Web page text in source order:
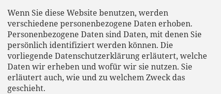
Wenn Sie diese Website benutzen, werden
verschiedene personenbezogene Daten erhoben.
Personenbezogene Daten sind Daten, mit denen Sie
persönlich identifiziert werden können. Die
vorliegende Datenschutzerklärung erläutert, welche
Daten wir erheben und wofür wir sie nutzen. Sie
erläutert auch, wie und zu welchem Zweck das
geschieht.